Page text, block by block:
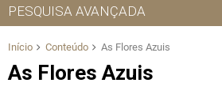
PESQUISA AVANÇADA
Início Conteúdo As Flores Azuis
As Flores Azuis